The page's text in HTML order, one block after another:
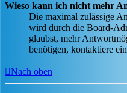
Wieso kann ich nicht mehr
Die maximal zulässige
wird durch die Board-
glaubst, mehr
benötigen, kontaktiere
Nach oben